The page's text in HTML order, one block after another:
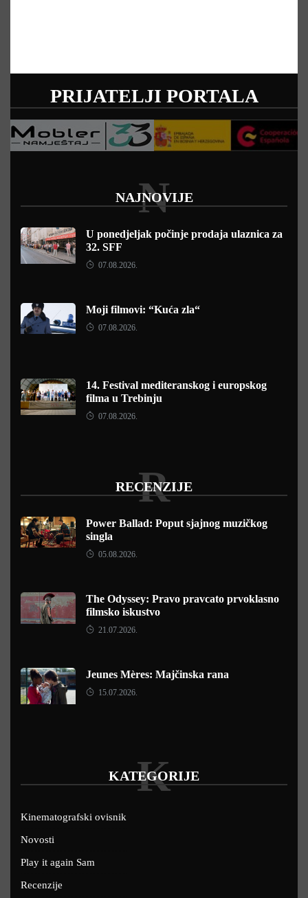
PRIJATELJI PORTALA
NAJNOVIJE
N
U ponedjeljak počinje prodaja ulaznica za
32. SFF
07.08.2026.
Moji filmovi: “Kuća zla“
07.08.2026.
14. Festival mediteranskog i europskog
filma u Trebinju
07.08.2026.
RECENZIJE
R
Power Ballad: Poput sjajnog muzičkog
singla
05.08.2026.
The Odyssey: Pravo pravcato prvoklasno
filmsko iskustvo
21.07.2026.
Jeunes Mères: Majčinska rana
15.07.2026.
KATEGORIJE
K
Kinematografski ovisnik
Novosti
Play it again Sam
Recenzije